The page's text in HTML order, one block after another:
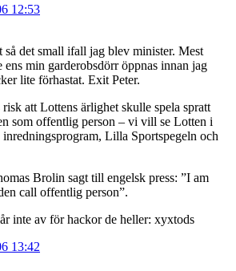
12:53
så det small ifall jag blev minister. Mest
min garderobsdörr öppnas innan jag
lite förhastat. Exit Peter.
att Lottens ärlighet skulle spela spratt
som offentlig person – vi vill se Lotten i
Lilla Sportspegeln och
Brolin sagt till engelsk press: ”I am
call offentlig person”.
inte av för hackor de heller: xyxtods
13:42